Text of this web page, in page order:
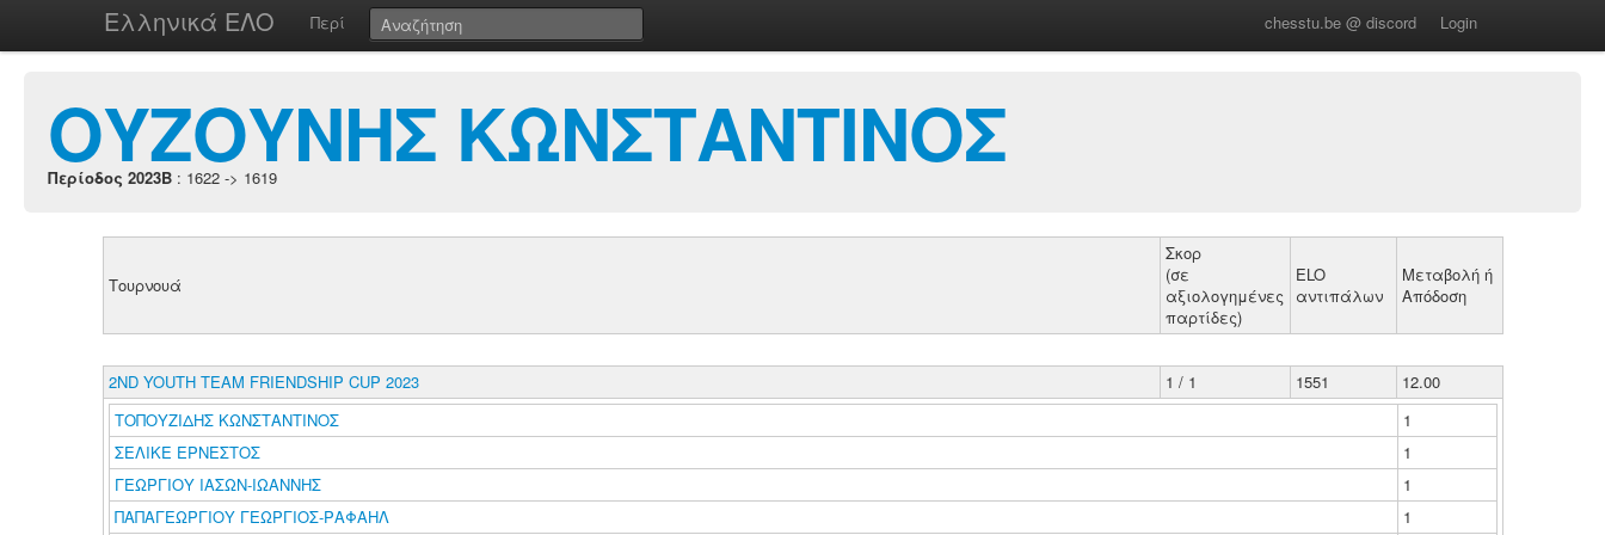
Ελληνικά ΕΛΟ Περί chesstu.be @ discord Login
ΟΥΖΟΥΝΗΣ ΚΩΝΣΤΑΝΤΙΝΟΣ
Περίοδος 2023B : 1622 -> 1619
Τουρνουά
Σκορ
(σε
αξιολογημένες
παρτίδες)
ELO
αντιπάλων
Μεταβολή ή
Απόδοση
2ND YOUTH TEAM FRIENDSHIP CUP 2023 1 / 1 1551
12.00
ΤΟΠΟΥΖΙΔΗΣ ΚΩΝΣΤΑΝΤΙΝΟΣ
1
ΣΕΛΙΚΕ ΕΡΝΕΣΤΟΣ
1
ΓΕΩΡΓΙΟΥ ΙΑΣΩΝ-ΙΩΑΝΝΗΣ
1
ΠΑΠΑΓΕΩΡΓΙΟΥ ΓΕΩΡΓΙΟΣ-ΡΑΦΑΗΛ
1